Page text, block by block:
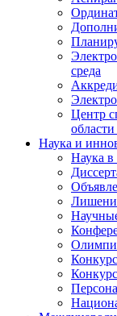
среда
Центр
области
Наука и
Наука в